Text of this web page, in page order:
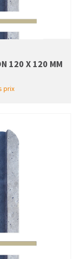
120 X 120 MM
prix